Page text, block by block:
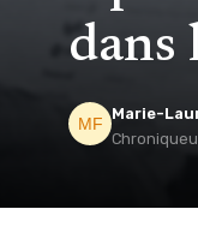
dans
Marie-